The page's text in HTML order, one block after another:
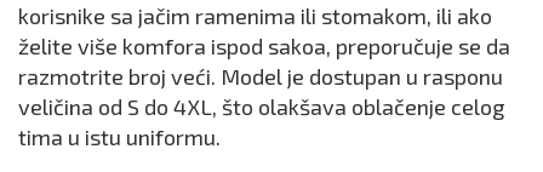
korisnike sa jačim ramenima ili stomakom, ili ako
želite više komfora ispod sakoa, preporučuje se da
razmotrite broj veći. Model je dostupan u rasponu
veličina od S do 4XL, što olakšava oblačenje celog
tima u istu uniformu.